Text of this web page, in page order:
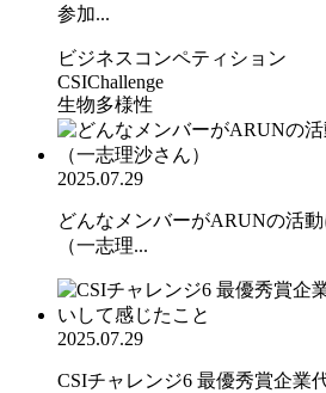
参加...
ビジネスコンペティション
CSIChallenge
生物多様性
2025.07.29
どんなメンバーがARUNの活
（一志理...
2025.07.29
CSIチャレンジ6 最優秀賞企業